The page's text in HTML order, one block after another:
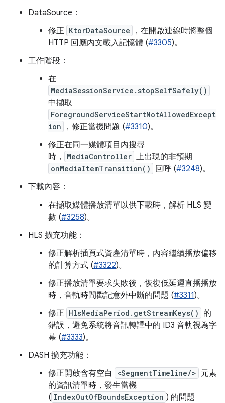
DataSource：
修正 KtorDataSource
，在開啟連線時將整個
HTTP 回應內文載入記憶體 (#3305)。
工作階段：
在
MediaSessionService.stopSelfSafely()
中擷取
ForegroundServiceStartNotAllowedExcept
ion
，修正當機問題 (#3310)。
修正在同一媒體項目內搜尋
時，
MediaController 上出現的非預期
onMediaItemTransition() 回呼 (#3248)。
下載內容：
在擷取媒體播放清單以供下載時，解析 HLS 變
數 (#3258)。
HLS 擴充功能：
修正解析插頁式資產清單時，內容繼續播放偏移
的計算方式 (#3322)。
修正播放清單要求失敗後，恢復低延遲直播播放
時，音軌時間戳記意外中斷的問題 (#3311)。
修正 HlsMediaPeriod.getStreamKeys()
的
錯誤，避免系統將音訊轉譯中的 ID3 音軌視為字
幕 (#3333)。
DASH 擴充功能：
修正開啟含有空白
<SegmentTimeline/> 元素
的資訊清單時，發生當機
( IndexOutOfBoundsException ) 的問題